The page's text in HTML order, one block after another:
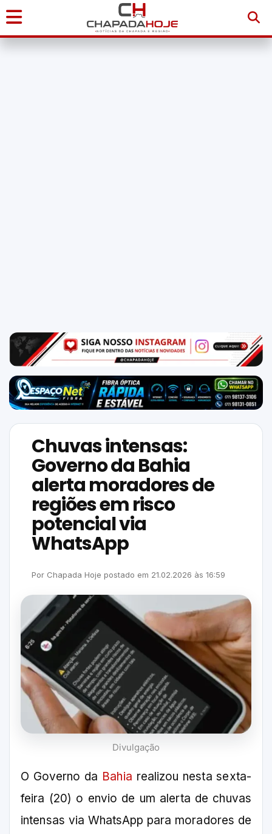
Início
NAS
NOSSAS
REDES
Chuvas intensas:
Governo da Bahia
alerta moradores de
regiões em risco
potencial via
WhatsApp
Por Chapada Hoje postado em 21.02.2026 às 16:59
Divulgação
O Governo da Bahia realizou nesta sexta-
feira (20) o envio de um alerta de chuvas
intensas via WhatsApp para moradores de